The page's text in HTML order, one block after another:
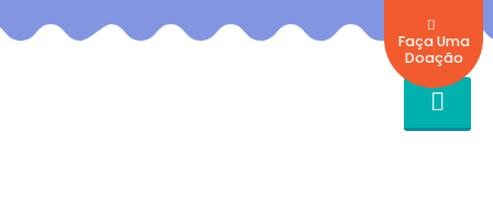
Faça Uma
Doação